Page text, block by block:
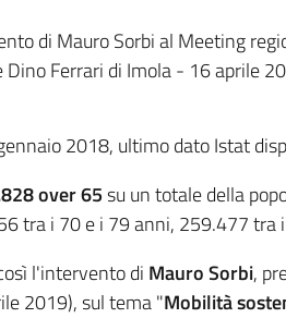
di Mauro Sorbi al Meeting
Dino Ferrari di Imola - 16 aprile
2018, ultimo dato Istat
over 65su un totale della
tra i 70 e i 79 anni, 259.477 tra
l'intervento di Mauro Sorbi,
2019), sul tema "Mobilità